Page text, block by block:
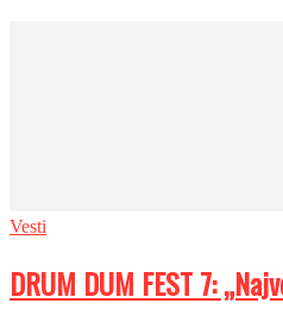
Vesti
DRUM DUM FEST 7: